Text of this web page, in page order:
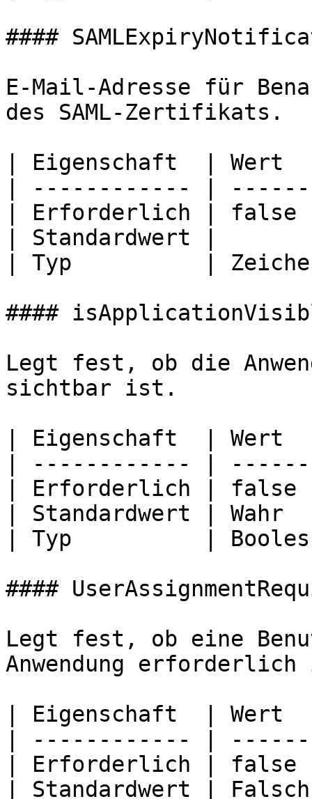
####
E-Mail-Adresse für
des SAML-Zertifikats.
| Eigenschaft  |
| ------------ |
| Erforderlich |
| Standardwert |
| Typ          |
####
Legt fest, ob die
sichtbar ist.
| Eigenschaft  |
| ------------ |
| Erforderlich |
| Standardwert |
| Typ          |
####
Legt fest, ob eine
Anwendung
| Eigenschaft  |
| ------------ |
| Erforderlich |
| Standardwert |